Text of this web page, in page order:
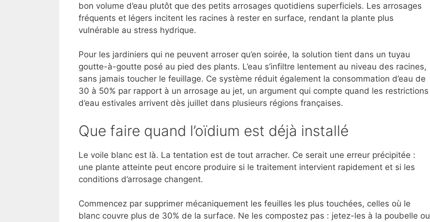
bon volume d’eau plutôt que des petits arrosages quotidiens superficiels. Les arrosages
fréquents et légers incitent les racines à rester en surface, rendant la plante plus
vulnérable au stress hydrique.
Pour les jardiniers qui ne peuvent arroser qu’en soirée, la solution tient dans un tuyau
goutte-à-goutte posé au pied des plants. L’eau s’infiltre lentement au niveau des racines,
sans jamais toucher le feuillage. Ce système réduit également la consommation d’eau de
30 à 50% par rapport à un arrosage au jet, un argument qui compte quand les restrictions
d’eau estivales arrivent dès juillet dans plusieurs régions françaises.
Que faire quand l’oïdium est déjà installé
Le voile blanc est là. La tentation est de tout arracher. Ce serait une erreur précipitée :
une plante atteinte peut encore produire si le traitement intervient rapidement et si les
conditions d’arrosage changent.
Commencez par supprimer mécaniquement les feuilles les plus touchées, celles où le
blanc couvre plus de 30% de la surface. Ne les compostez pas : jetez-les à la poubelle ou